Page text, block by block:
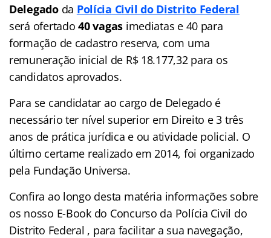
Delegado da Polícia Civil do Distrito Federal
será ofertado40 vagas imediatas e 40 para
formação de cadastro reserva, com uma
remuneração inicial de R$ 18.177,32 para os
candidatos aprovados.
Para se candidatar ao cargo de Delegado é
necessário ter nível superior em Direito e 3 três
anos de prática jurídica e ou atividade policial. O
último certame realizado em 2014, foi organizado
pela Fundação Universa.
Confira ao longo desta matéria informações sobre
os nosso E-Book do Concurso da Polícia Civil do
Distrito Federal , para facilitar a sua navegação,